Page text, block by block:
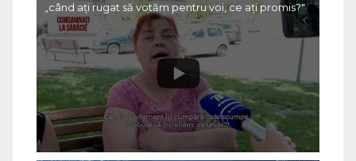
„când ați rugat să votăm pentru voi, ce ați promis?"